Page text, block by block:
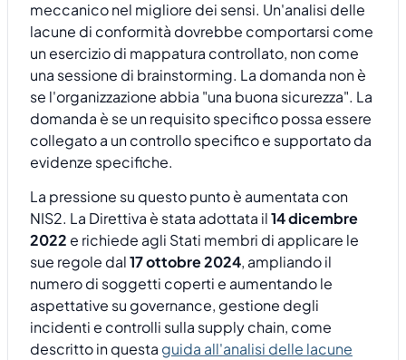
meccanico nel migliore dei sensi. Un'analisi delle
lacune di conformità dovrebbe comportarsi come
un esercizio di mappatura controllato, non come
una sessione di brainstorming. La domanda non è
se l'organizzazione abbia "una buona sicurezza". La
domanda è se un requisito specifico possa essere
collegato a un controllo specifico e supportato da
evidenze specifiche.
La pressione su questo punto è aumentata con
NIS2. La Direttiva è stata adottata il14 dicembre
2022 e richiede agli Stati membri di applicare le
sue regole dal17 ottobre 2024, ampliando il
numero di soggetti coperti e aumentando le
aspettative su governance, gestione degli
incidenti e controlli sulla supply chain, come
descritto in questa guida all'analisi delle lacune